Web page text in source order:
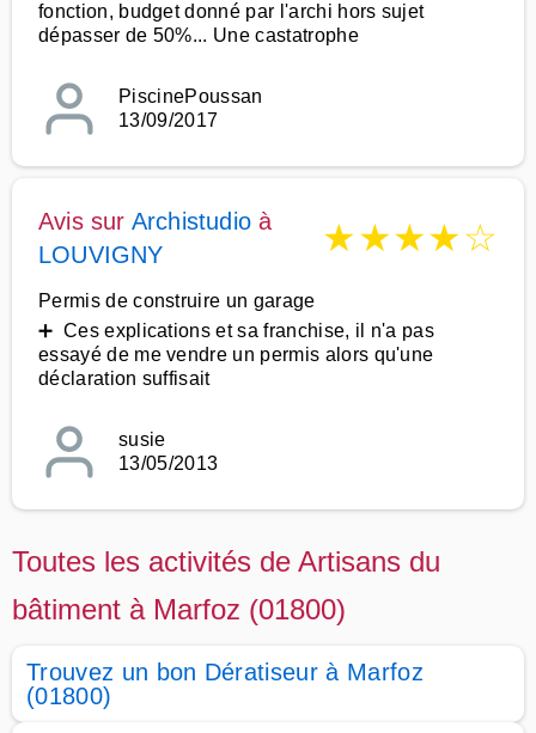
fonction, budget donné par l'archi hors sujet
dépasser de 50%... Une castatrophe
PiscinePoussan
13/09/2017
Avis sur Archistudio à
LOUVIGNY
★★★★☆
Permis de construire un garage
➕ Ces explications et sa franchise, il n'a pas
essayé de me vendre un permis alors qu'une
déclaration suffisait
susie
13/05/2013
Toutes les activités de Artisans du
bâtiment à Marfoz (01800)
Trouvez un bon Dératiseur à Marfoz
(01800)